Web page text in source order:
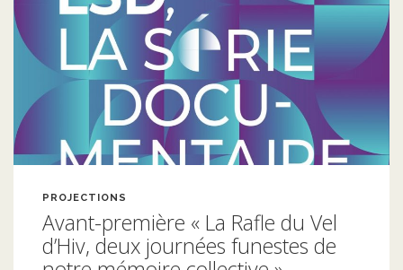
PROJECTIONS
Avant-première « La Rafle du Vel
d’Hiv, deux journées funestes de